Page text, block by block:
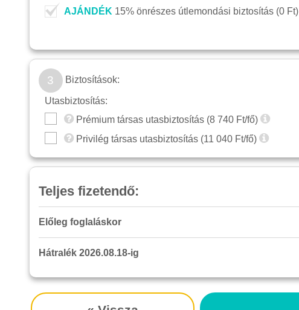
AJÁNDÉK 15% önrészes útlemondási biztosítás (0 Ft)
3 Biztosítások:
Utasbiztosítás:
Prémium társas utasbiztosítás (8 740Ft/fő)
Privilég társas utasbiztosítás (11 040Ft/fő)
Teljes fizetendő:
Előleg foglaláskor
Hátralék 2026.08.18-ig